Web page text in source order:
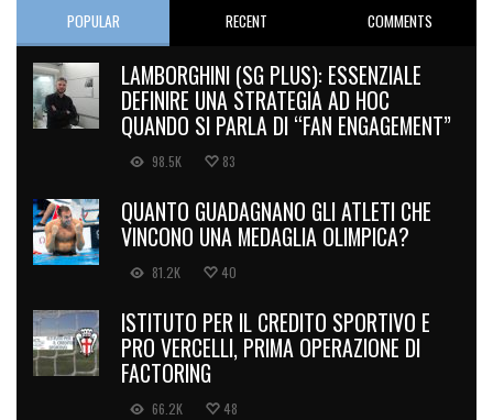
POPULAR RECENT COMMENTS
LAMBORGHINI (SG PLUS): ESSENZIALE
DEFINIRE UNA STRATEGIA AD HOC
QUANDO SI PARLA DI “FAN ENGAGEMENT”
98.5K 83
QUANTO GUADAGNANO GLI ATLETI CHE
VINCONO UNA MEDAGLIA OLIMPICA?
81.2K 40
ISTITUTO PER IL CREDITO SPORTIVO E
PRO VERCELLI, PRIMA OPERAZIONE DI
FACTORING
66.2K 48